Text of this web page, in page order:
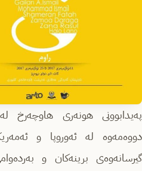
پەیدابوونی هونەری هاوچەرخ
دووەمەوە لە ئەوروپا و
گیرسانەوەی برینەکان و